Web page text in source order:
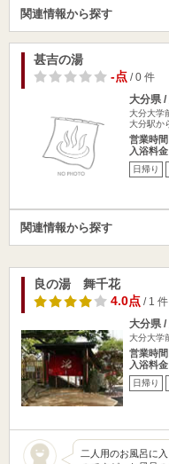
関連情報から探す
甚吉の湯
-点/ 0 件
大分県 /
大分大学
大分駅か
営業時
入浴料
日帰り
関連情報から探す
良の湯 舞千花
4.0点/ 1 件
大分県
大分大学
営業時間
入浴料
日帰り
二人用のお風呂に